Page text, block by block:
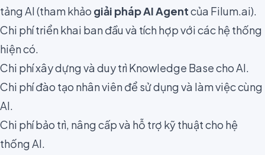
tảng AI (tham khảo giải pháp AI Agentcủa Filum.ai).
Chi phí triển khai ban đầu và tích hợp với các hệ thống
hiện có.
Chi phí xây dựng và duy trì Knowledge Base cho AI.
Chi phí đào tạo nhân viên để sử dụng và làm việc cùng
AI.
Chi phí bảo trì, nâng cấp và hỗ trợ kỹ thuật cho hệ
thống AI.